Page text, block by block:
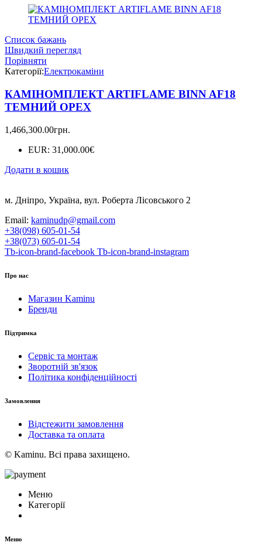
Список бажань
Швидкий перегляд
Порівняти
Категорії:Електрокаміни
КАМІНОМПЛЕКТ ARTIFLAME BINN AF18
ТЕМНИЙ ОРЕХ
1,466,300.00грн.
EUR: 31,000.00€
Додати в кошик
м. Дніпро, Україна, вул. Роберта Лісовського 2
Email: kaminudp@gmail.com
+38(098) 605-01-54
+38(073) 605-01-54
Tb-icon-brand-facebook Tb-icon-brand-instagram
Про нас
Магазин Kaminu
Бренди
Підтримка
Сервіс та монтаж
Зворотній зв'язок
Політика конфіденційності
Замовлення
Відстежити замовлення
Доставка та оплата
© Kaminu. Всі права захищено.
Меню
Категорії
Меню